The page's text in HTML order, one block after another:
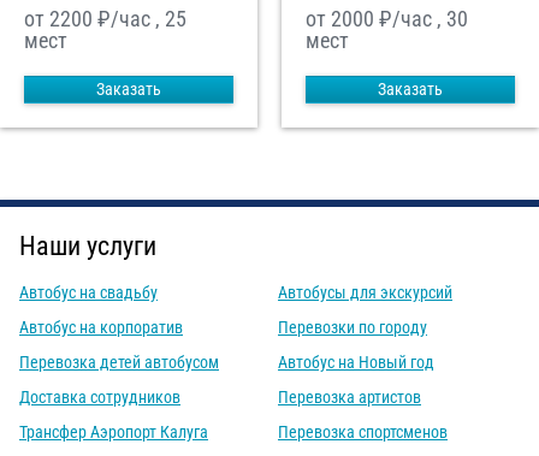
от 2200 ₽/час , 25
мест
Заказать
от 2000 ₽/час , 30
мест
Заказать
Наши услуги
Автобус на свадьбу
Автобус на корпоратив
Перевозка детей автобусом
Доставка сотрудников
Трансфер Аэропорт Калуга
Автобусы для экскурсий
Перевозки по городу
Автобус на Новый год
Перевозка артистов
Перевозка спортсменов